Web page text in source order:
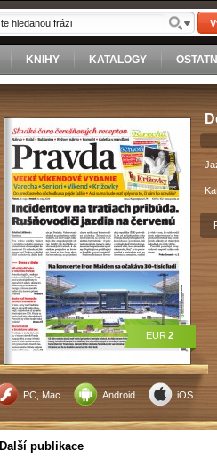
KNIHY KATALOGY
PC, Mac Android iOS
EUR 2
Další publikace